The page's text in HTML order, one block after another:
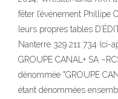
fêter l’événement Phillipe
leurs propres tables
Nanterre 329 211 734 (ci-
GROUPE CANAL+ SA
dénommée "GROUPE
étant dénommées